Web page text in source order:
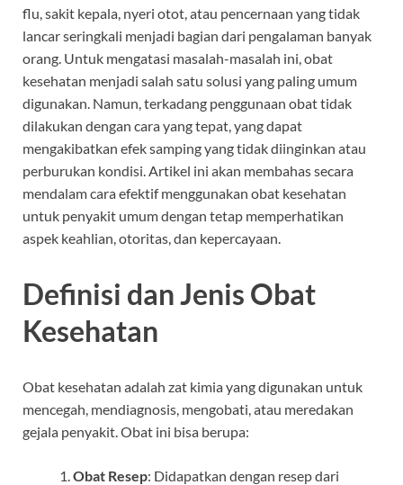
flu, sakit kepala, nyeri otot, atau pencernaan yang tidak
lancar seringkali menjadi bagian dari pengalaman banyak
orang. Untuk mengatasi masalah-masalah ini, obat
kesehatan menjadi salah satu solusi yang paling umum
digunakan. Namun, terkadang penggunaan obat tidak
dilakukan dengan cara yang tepat, yang dapat
mengakibatkan efek samping yang tidak diinginkan atau
perburukan kondisi. Artikel ini akan membahas secara
mendalam cara efektif menggunakan obat kesehatan
untuk penyakit umum dengan tetap memperhatikan
aspek keahlian, otoritas, dan kepercayaan.
Definisi dan Jenis Obat
Kesehatan
Obat kesehatan adalah zat kimia yang digunakan untuk
mencegah, mendiagnosis, mengobati, atau meredakan
gejala penyakit. Obat ini bisa berupa:
Obat Resep: Didapatkan dengan resep dari